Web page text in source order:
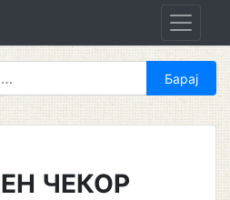
ЧЕКОР